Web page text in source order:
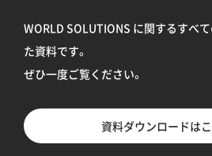
WORLD SOLUTIONS に関するすべ
た資料です。
ぜひ一度ご覧ください。
資料ダウンロードは